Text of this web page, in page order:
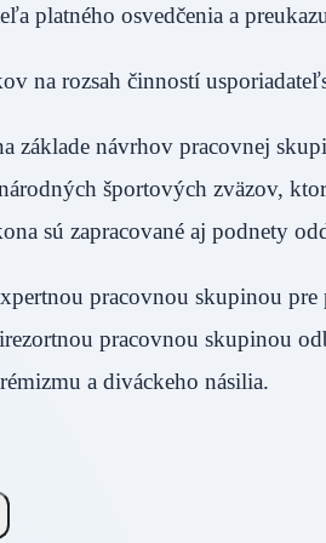
platného osvedčenia a
na rozsah činností
základe návrhov pracovnej
športových zväzov,
sú zapracované aj podnety
pracovnou skupinou
pracovnou skupinou
a diváckeho násilia.